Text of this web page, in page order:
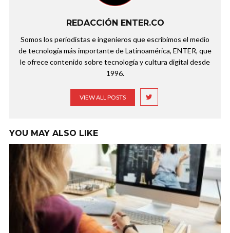
REDACCIÓN ENTER.CO
Somos los periodistas e ingenieros que escribimos el medio
de tecnología más importante de Latinoamérica, ENTER, que
le ofrece contenido sobre tecnología y cultura digital desde
1996.
VIEW ALL POSTS
YOU MAY ALSO LIKE